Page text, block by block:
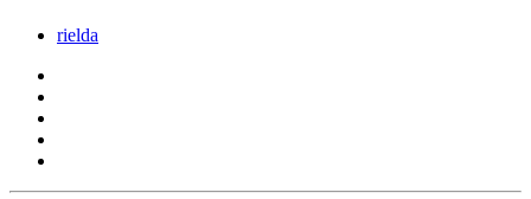
rielda